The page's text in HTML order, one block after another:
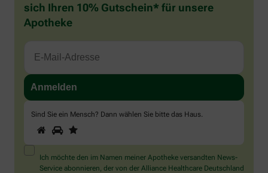
sich Ihren 10% Gutschein* für unsere
Apotheke
Sind Sie ein Mensch? Dann wählen Sie bitte das Haus
Sie
ein
Mensch?
Dann
1 2
Ich möchte den im Namen meiner Apotheke versandten News-
Service abonnieren, der von der Alliance Healthcare Deutschland